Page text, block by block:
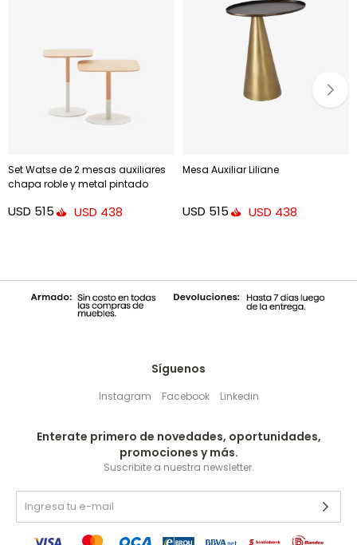
Set Watse de 2 mesas auxiliares
chapa roble y metal pintado
USD 515 USD 438
Mesa Auxiliar Liliane
USD 515 USD 438
Síguenos
Instagram Facebook Linkedin
Enterate primero de novedades, oportunidades,
promociones y más.
Suscribite a nuestra newsletter.